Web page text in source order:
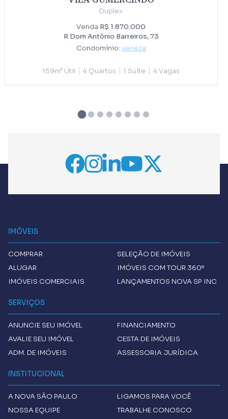
Duplex
Venda R$ 1.870.000
R Dom Antônio Barreiros, 73
Condomínio: veneza
159m² Útil 4 Quartos 1 Suíte 4 Vagas
IMÓVEIS
COMPRAR
ALUGAR
IMÓVEIS COMERCIAIS
SELEÇÃO DE IMÓVEIS
IMÓVEIS COM TOUR 360º
LANÇAMENTOS NOVA SP INC
SERVIÇOS
ANUNCIE SEU IMÓVEL
AVALIE SEU IMÓVEL
ADM. DE IMÓVEIS
FINANCIAMENTO
CESTA DE IMÓVEIS
ASSESSORIA JURÍDICA
INSTITUCIONAL
A NOVA SÃO PAULO
NOSSA EQUIPE
LIGAMOS PARA VOCÊ
TRABALHE CONOSCO